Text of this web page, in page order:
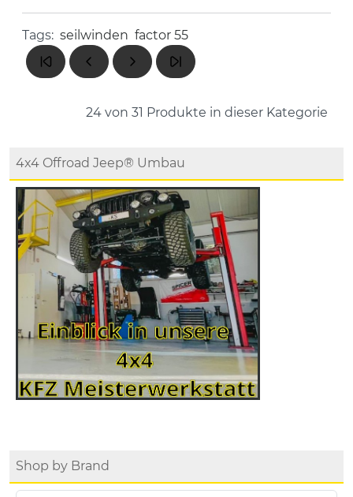
Tags: seilwinden factor 55
24 von 31 Produkte in dieser Kategorie
4x4 Offroad Jeep® Umbau
Shop by Brand